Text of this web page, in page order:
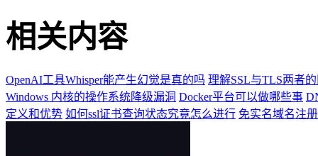
相关内容
OpenAI工具Whisper能产生幻觉是真的吗 理解SSL与TLS两者
Windows 内核的操作系统降级漏洞 Docker平台可以做哪些事
定义和优势 如何ssl证书查询状态究竟怎么进行 免实名域名注